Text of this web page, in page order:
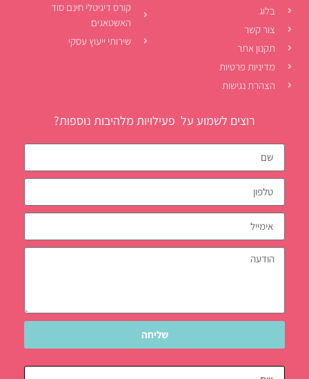
בלוג
צור קשר
תקנון אתר
מדיניות פרטיות
הצהרת נגישות
קורס דיגיטלי חינם סוד
האשטאגים
שירותי ייעוץ עסקי
רוצים לשמוע על פעילויות מלהיבות נוספות?
שליחה